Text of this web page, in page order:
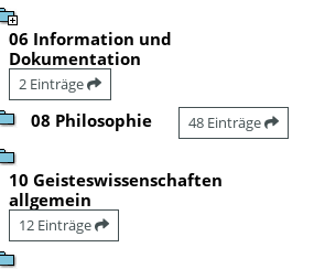
06 Information und
Dokumentation
2 Einträge
08 Philosophie 48 Einträge
10 Geisteswissenschaften
allgemein
12 Einträge